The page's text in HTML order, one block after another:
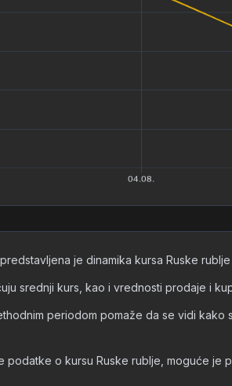
je dinamika kursa Ruske
srednji kurs, kao i vrednosti prodaje i
periodom pomaže da se vidi kako
podatke o kursu Ruske rublje, moguće